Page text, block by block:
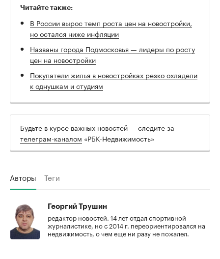
Читайте также:
В России вырос темп роста цен на новостройки,
но остался ниже инфляции
Названы города Подмосковья — лидеры по росту
цен на новостройки
Покупатели жилья в новостройках резко охладели
к однушкам и студиям
Будьте в курсе важных новостей — следите за
телеграм-каналом «РБК-Недвижимость»
Авторы Теги
Георгий Трушин
редактор новостей. 14 лет отдал спортивной
журналистике, но с 2014 г. переориентировался на
недвижимость, о чем еще ни разу не пожалел.